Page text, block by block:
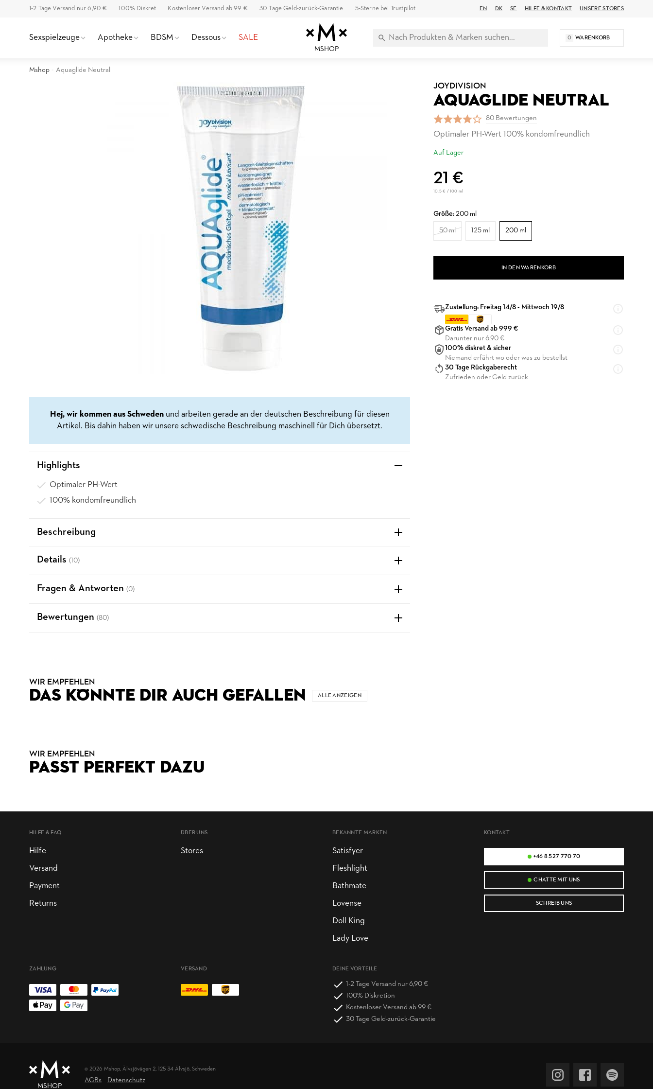
1-2 Tage Versand nur 6,90 € 100% Diskret Kostenloser Versand ab 99 € 30 Tage Geld-zurück-Garantie 5-Sterne bei Trustpilot EN DK SE HILFE & KONTAKT UNSERE STORES
Sexspielzeuge Apotheke BDSM Dessous SALE
MSHOP
0 WARENKORB
Mshop Aquaglide Neutral
JOYDIVISION
AQUAGLIDE NEUTRAL
80 Bewertungen
Optimaler PH-Wert 100% kondomfreundlich
Auf Lager
21 €
10,5 € / 100 ml
Größe: 200 ml
50 ml 125 ml 200 ml
IN DEN WARENKORB
Zustellung: Freitag 14/8 - Mittwoch 19/8
Gratis Versand ab 999 €
Darunter nur 6,90 €
100% diskret & sicher
Niemand erfährt wo oder was zu bestellst
30 Tage Rückgaberecht
Zufrieden oder Geld zurück
Hej, wir kommen aus Schwedenund arbeiten gerade an der deutschen Beschreibung für diesen
Artikel. Bis dahin haben wir unsere schwedische Beschreibung maschinell für Dich übersetzt.
Highlights
Optimaler PH-Wert
100% kondomfreundlich
Beschreibung
Details (10)
Fragen & Antworten (0)
Bewertungen (80)
WIR EMPFEHLEN
DAS KÖNNTE DIR AUCH GEFALLEN ALLE ANZEIGEN
WIR EMPFEHLEN
PASST PERFEKT DAZU
KONTAKT
+46 8 527 770 70
CHATTE MIT UNS
SCHREIB UNS
HILFE & FAQ
Hilfe
Versand
Payment
Returns
ÜBER UNS
Stores
BEKANNTE MARKEN
Satisfyer
Fleshlight
Bathmate
Lovense
Doll King
Lady Love
DEINE VORTEILE
1-2 Tage Versand nur 6,90 €
100% Diskretion
Kostenloser Versand ab 99 €
30 Tage Geld-zurück-Garantie
ZAHLUNG VERSAND
MSHOP
© 2026 Mshop, Älvsjövägen 2, 125 34 Älvsjö, Schweden
AGBs Datenschutz